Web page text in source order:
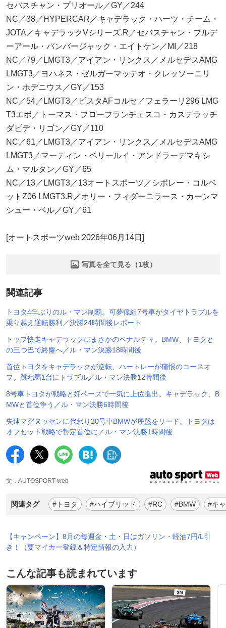
セバスチャン・プリオール／GY／244
NC／38／HYPERCAR／キャデラック・ハーツ・チーム・
JOTA／キャデラックVシリーズ.R／セバスチャン・ブルデ
ーアール・バンバージャック・エイトケン／MI／218
NC／79／LMGT3／アイアン・リンクス／メルセデスAMG
LMGT3／ヨハネス・ゼルガーマッテオ・クレッソーニリ
ン・ホデニウス／GY／153
NC／54／LMGT3／ビスタAFコルセ／フェラーリ296 LMG
T3エボ／トーマス・フローフランチェスコ・カステラッチ
ダビデ・リゴン／GY／110
NC／61／LMGT3／アイアン・リンクス／メルセデスAMG
LMGT3／マーティン・ベリールイ・アンドラーデマキシ
ム・マルタン／GY／65
NC／13／LMGT3／13オートスポーツ／シボレー・コルベ
ットZ06 LMGT3.R／オリー・フィダーニラース・カーンマ
シュー・ベル／GY／61
[オートスポーツweb 2026年06月14日]
写真を全て見る（1枚）
関連記事
トヨタ4年ぶりのル・マン制覇。可夢偉組7号車がタイヤトラブルを
乗り越え逆転勝利／決勝24時間後レポート
トップ快走キャデラックにまさかのペナルティ。BMW、トヨタと
の三つ巴で終盤へ／ル・マン決勝18時間後
首位トヨタをキャデラックが逆転、ハートレーが痛恨のコースオ
フ。跳ね馬1台にトラブル／ル・マン決勝12時間後
8号車トヨタが戦略と好ペースで一気に上位進出。キャデラック、B
MWと首位争う／ル・マン決勝6時間後
失速マグヌッセンに代わり20号車BMWが序盤をリード。トヨタは
オフセット戦略で暫定首位に／ル・マン決勝1時間後
文：AUTOSPORT web
関連タグ #トヨタ #ハイブリッド #RC #BMW #キ
【キャンペーン】8月の毎週金・土・日はガソリン・軽油7円/L引
き！（要マイカー登録＆特定情報の入力）
こんな記事も読まれています